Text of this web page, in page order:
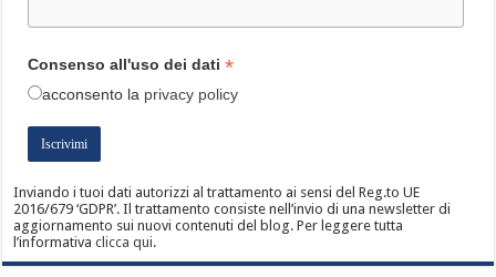
Consenso all'uso dei dati *
acconsentola privacy policy
Inviando i tuoi dati autorizzi al trattamento ai sensi del Reg.to UE
2016/679 ‘GDPR’. Il trattamento consiste nell’invio di una newsletter di
aggiornamento sui nuovi contenuti del blog. Per leggere tutta
l’informativaclicca qui.